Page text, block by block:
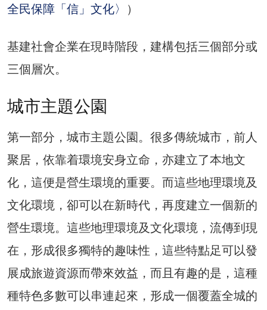
全民保障「信」文化〉
）
基建社會企業在現時階段，建構包括三個部分或
三個層次。
城市主題公園
第一部分，城市主題公園。很多傳統城市，前人
聚居，依靠着環境安身立命，亦建立了本地文
化，這便是營生環境的重要。而這些地理環境及
文化環境，卻可以在新時代，再度建立一個新的
營生環境。這些地理環境及文化環境，流傳到現
在，形成很多獨特的趣味性，這些特點足可以發
展成旅遊資源而帶來效益，而且有趣的是，這種
種特色多數可以串連起來，形成一個覆蓋全城的